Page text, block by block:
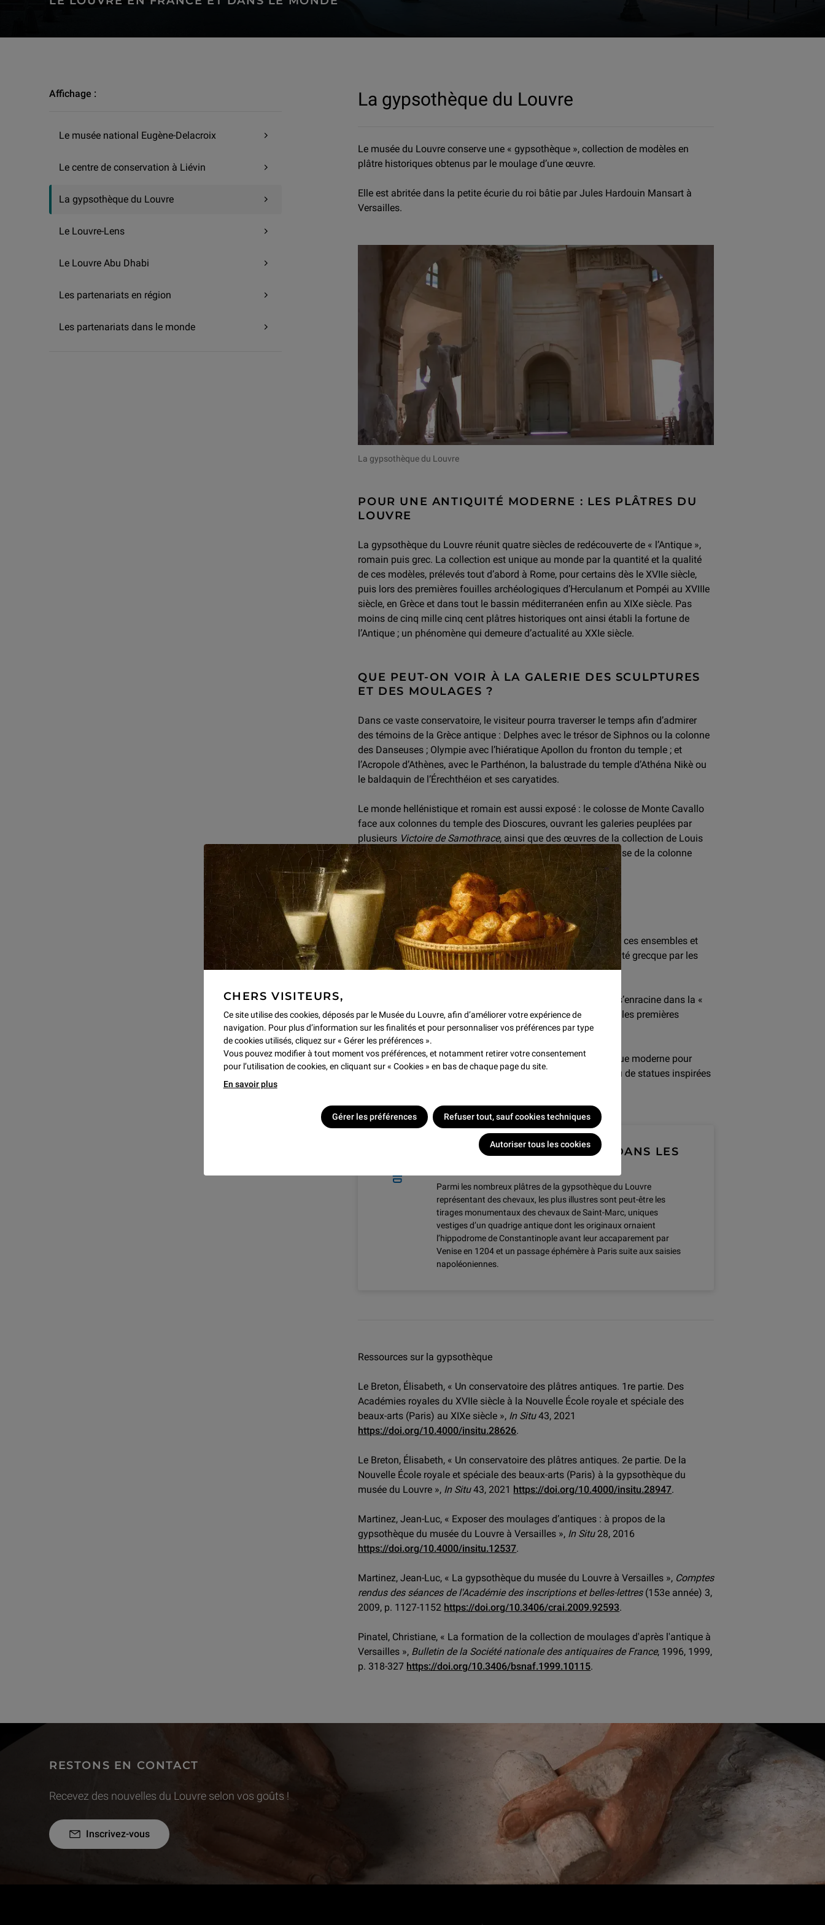
CHERS VISITEURS,
Ce site utilise des cookies, déposés par le Musée du Louvre, afin d’améliorer votre expérience de
navigation. Pour plus d’information sur les finalités et pour personnaliser vos préférences par type
de cookies utilisés, cliquez sur « Gérer les préférences ».
Vous pouvez modifier à tout moment vos préférences, et notamment retirer votre consentement
pour l’utilisation de cookies, en cliquant sur « Cookies » en bas de chaque page du site.
En savoir plus
Gérer les préférences Refuser tout, sauf cookies techniques
Autoriser tous les cookies
Affichage :
Le musée national Eugène-Delacroix
Le centre de conservation à Liévin
La gypsothèque du Louvre
Le Louvre-Lens
Le Louvre Abu Dhabi
Les partenariats en région
Les partenariats dans le monde
La gypsothèque du Louvre
Le musée du Louvre conserve une « gypsothèque », collection de modèles en
plâtre historiques obtenus par le moulage d’une œuvre.
Elle est abritée dans la petite écurie du roi bâtie par Jules Hardouin Mansart à
Versailles.
La gypsothèque du Louvre
POUR UNE ANTIQUITÉ MODERNE : LES PLÂTRES DU
LOUVRE
La gypsothèque du Louvre réunit quatre siècles de redécouverte de « l’Antique »,
romain puis grec. La collection est unique au monde par la quantité et la qualité
de ces modèles, prélevés tout d’abord à Rome, pour certains dès le XVIIe siècle,
puis lors des premières fouilles archéologiques d’Herculanum et Pompéi au XVIIIe
siècle, en Grèce et dans tout le bassin méditerranéen enfin au XIXe siècle. Pas
moins de cinq mille cinq cent plâtres historiques ont ainsi établi la fortune de
l’Antique ; un phénomène qui demeure d’actualité au XXIe siècle.
QUE PEUT-ON VOIR À LA GALERIE DES SCULPTURES
ET DES MOULAGES ?
Dans ce vaste conservatoire, le visiteur pourra traverser le temps afin d’admirer
des témoins de la Grèce antique : Delphes avec le trésor de Siphnos ou la colonne
des Danseuses ; Olympie avec l’hiératique Apollon du fronton du temple ; et
l’Acropole d’Athènes, avec le Parthénon, la balustrade du temple d’Athéna Nikè ou
le baldaquin de l’Érechthéion et ses caryatides.
Le monde hellénistique et romain est aussi exposé : le colosse de Monte Cavallo
face aux colonnes du temple des Dioscures, ouvrant les galeries peuplées par
plusieurs Victoire de Samothrace, ainsi que des œuvres de la collection de Louis
XIV, comme l’
Hercule Farnèse ou le Gaulois mourant , ou la base de la colonne
Trajane.
DE L’ANTIQUE AU GRAND SIÈCLE
Vingt ans de travaux ont permis de ressusciter la mémoire de ces ensembles et
d’écrire deux gestes majestueuses, l’appropriation de l’Antiquité grecque par les
Romains et celle de l’Antiquité romaine par le Grand Siècle…
Le visiteur sera surpris d’apprendre qu’en France cette geste s’enracine dans la «
Sale des Antiques » au palais du Louvre où étaient installées les premières
collections royales d’antiques, en plâtre !
Ces œuvres allaient servir de répertoire aux artistes de l’époque moderne pour
orner le parc du château de Versailles de copies en marbre ou de statues inspirées
DES CHEVAUX DE RETOUR DANS LES
Parmi les nombreux plâtres de la gypsothèque du Louvre
représentant des chevaux, les plus illustres sont peut-être les
tirages monumentaux des chevaux de Saint-Marc, uniques
vestiges d’un quadrige antique dont les originaux ornaient
l’hippodrome de Constantinople avant leur accaparement par
Venise en 1204 et un passage éphémère à Paris suite aux saisies
napoléoniennes.
Ressources sur la gypsothèque
Le Breton, Élisabeth, « Un conservatoire des plâtres antiques. 1re partie. Des
Académies royales du XVIIe siècle à la Nouvelle École royale et spéciale des
beaux-arts (Paris) au XIXe siècle », In Situ43, 2021
https://doi.org/10.4000/insitu.28626.
Le Breton, Élisabeth, « Un conservatoire des plâtres antiques. 2e partie. De la
Nouvelle École royale et spéciale des beaux-arts (Paris) à la gypsothèque du
musée du Louvre », In Situ43, 2021 https://doi.org/10.4000/insitu.28947.
Martinez, Jean-Luc, « Exposer des moulages d’antiques : à propos de la
gypsothèque du musée du Louvre à Versailles », In Situ 28, 2016
https://doi.org/10.4000/insitu.12537.
Martinez, Jean-Luc, « La gypsothèque du musée du Louvre à Versailles », Comptes
rendus des séances de l'Académie des inscriptions et belles-lettres(153e année) 3,
2009, p. 1127-1152 https://doi.org/10.3406/crai.2009.92593.
Pinatel, Christiane, « La formation de la collection de moulages d'après l'antique à
Versailles », Bulletin de la Société nationale des antiquaires de France, 1996, 1999,
p. 318-327 https://doi.org/10.3406/bsnaf.1999.10115.
RESTONS EN CONTACT
Recevez des nouvelles du Louvre selon vos goûts !
Inscrivez-vous